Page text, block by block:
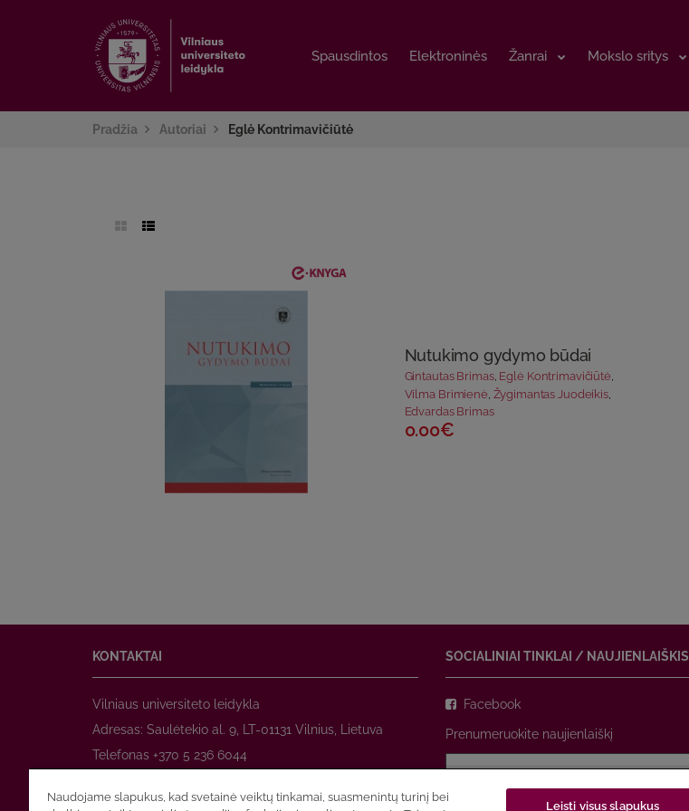
Spausdintos Elektroninės Žanrai Mokslo sritys
Spausdintos Elektroninės Žanrai Mokslo sritys
Pradžia Autoriai Eglė Kontrimavičiūtė
Nutukimo gydymo būdai
Gintautas Brimas, Eglė Kontrimavičiūtė,
Vilma Brimienė Žygimantas Juodeikis
Edvardas Brimas
0.00€
KONTAKTAI
Vilniaus universiteto leidykla
Adresas: Saulėtekio al. 9, LT-01131 Vilnius, Lietuva
Telefonas +370 5 236 6044
El. paštasprekyba@leidykla.vu.lt
SOCIALINIAI TINKLAI / NAUJIENLAIŠKIS
Facebook
Prenumeruokite naujienlaiškį
Naudojame slapukus, kad svetainė veiktų tinkamai, suasmenintų turinį bei
Leisti visus slapukus